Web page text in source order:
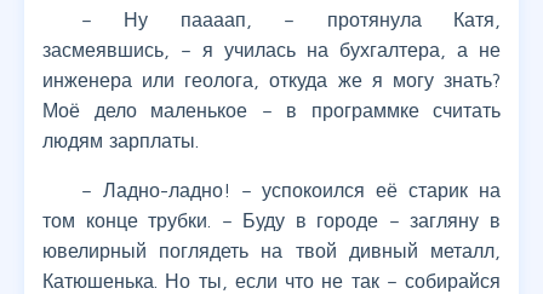
– Ну паааап, – протянула Катя,
засмеявшись, – я училась на бухгалтера, а не
инженера или геолога, откуда же я могу знать?
Моё дело маленькое – в программке считать
людям зарплаты.
– Ладно-ладно! – успокоился её старик на
том конце трубки. – Буду в городе – загляну в
ювелирный поглядеть на твой дивный металл,
Катюшенька. Но ты, если что не так – собирайся